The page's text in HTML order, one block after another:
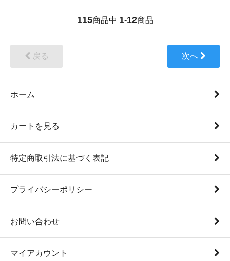
115商品中 1-12商品
戻る 次へ
ホーム
カートを見る
特定商取引法に基づく表記
プライバシーポリシー
お問い合わせ
マイアカウント